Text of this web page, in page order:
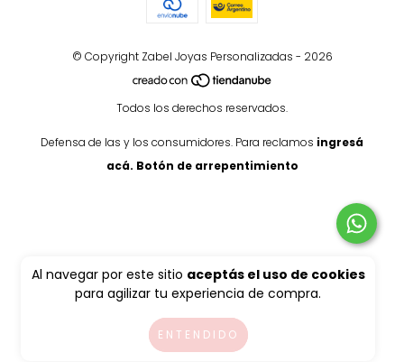
Al navegar por este sitio aceptás el uso de cookies
para agilizar tu experiencia de compra.
ENTENDIDO
© Copyright Zabel Joyas Personalizadas - 2026
Todos los derechos reservados.
Defensa de las y los consumidores. Para reclamos ingresá
acá. Botón de arrepentimiento